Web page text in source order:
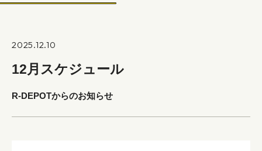
2025.12.10
12月スケジュール
R-DEPOTからのお知らせ